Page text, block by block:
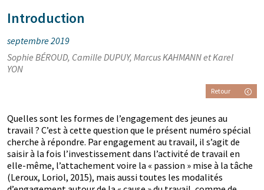
Introduction
septembre 2019
Sophie BÉROUD, Camille DUPUY, Marcus KAHMANN et Karel
YON
Retour
Quelles sont les formes de l’engagement des jeunes au
travail ? C’est à cette question que le présent numéro spécial
cherche à répondre. Par engagement au travail, il s’agit de
saisir à la fois l’investissement dans l’activité de travail en
elle-même, l’attachement voire la « passion » mise à la tâche
(Leroux, Loriol, 2015), mais aussi toutes les modalités